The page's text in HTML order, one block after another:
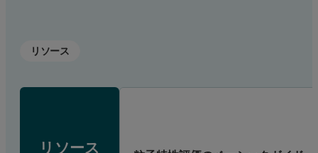
リソース
リソース